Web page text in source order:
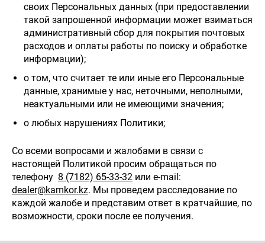
своих Персональных данных (при предоставлении
такой запрошенной информации может взиматься
административный сбор для покрытия почтовых
расходов и оплаты работы по поиску и обработке
информации);
о том, что считает те или иные его Персональные
данные, хранимые у нас, неточными, неполными,
неактуальными или не имеющими значения;
о любых нарушениях Политики;
Со всеми вопросами и жалобами в связи с
настоящей Политикой просим обращаться по
телефону 8 (7182) 65-33-32 или e-mail:
dealer@kamkor.kz. Мы проведем расследование по
каждой жалобе и представим ответ в кратчайшие, по
возможности, сроки после ее получения.